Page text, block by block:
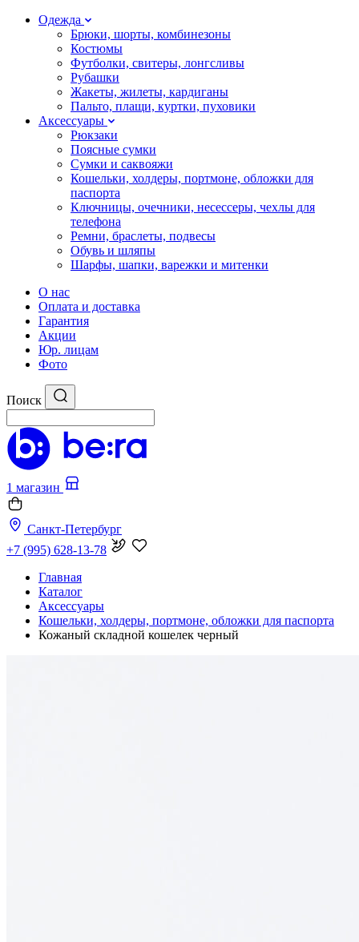
Одежда
Брюки, шорты, комбинезоны
Костюмы
Футболки, свитеры, лонгсливы
Рубашки
Жакеты, жилеты, кардиганы
Пальто, плащи, куртки, пуховики
Аксессуары
Рюкзаки
Поясные сумки
Сумки и саквояжи
Кошельки, холдеры, портмоне, обложки для
паспорта
Ключницы, очечники, несессеры, чехлы для
телефона
Ремни, браслеты, подвесы
Обувь и шляпы
Шарфы, шапки, варежки и митенки
О нас
Оплата и доставка
Гарантия
Акции
Юр. лицам
Фото
Поиск
1 магазин
Санкт-Петербург
+7 (995) 628-13-78
Главная
Каталог
Аксессуары
Кошельки, холдеры, портмоне, обложки для паспорта
Кожаный складной кошелек черный